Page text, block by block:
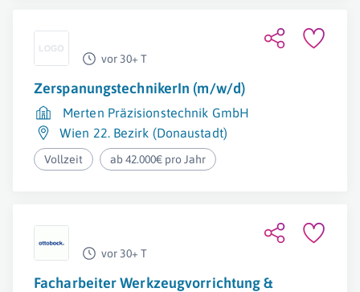
vor 30+ T
ZerspanungstechnikerIn (m/w/d)
Merten Präzisionstechnik GmbH
Wien 22. Bezirk (Donaustadt)
Vollzeit ab 42.000€ pro Jahr
vor 30+ T
Facharbeiter Werkzeugvorrichtung &